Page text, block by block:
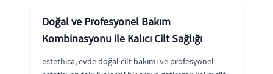
Doğal ve Profesyonel Bakım
Kombinasyonu ile Kalıcı Cilt Sağlığı
estethica, evde doğal cilt bakımı ve profesyonel